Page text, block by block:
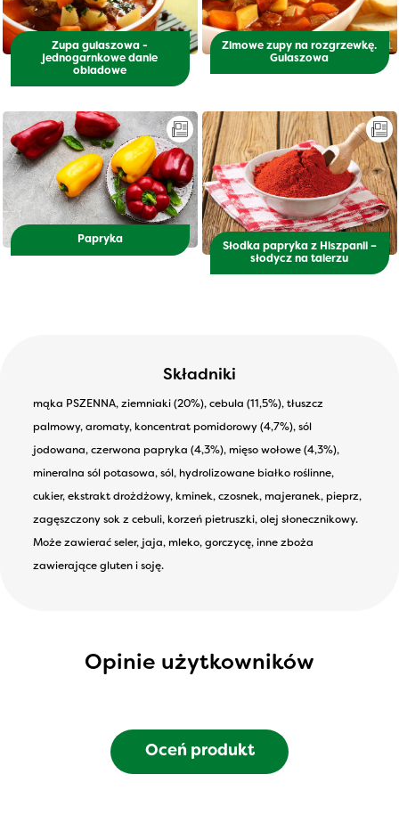
Zupa gulaszowa -
jednogarnkowe danie
obiadowe
Zimowe zupy na rozgrzewkę.
Gulaszowa
Papryka
Słodka papryka z Hiszpanii –
słodycz na talerzu
Składniki
mąka PSZENNA, ziemniaki (20%), cebula (11,5%), tłuszcz
palmowy, aromaty, koncentrat pomidorowy (4,7%), sól
jodowana, czerwona papryka (4,3%), mięso wołowe (4,3%),
mineralna sól potasowa, sól, hydrolizowane białko roślinne,
cukier, ekstrakt drożdżowy, kminek, czosnek, majeranek, pieprz,
zagęszczony sok z cebuli, korzeń pietruszki, olej słonecznikowy.
Może zawierać seler, jaja, mleko, gorczycę, inne zboża
zawierające gluten i soję.
Opinie użytkowników
Oceń produkt